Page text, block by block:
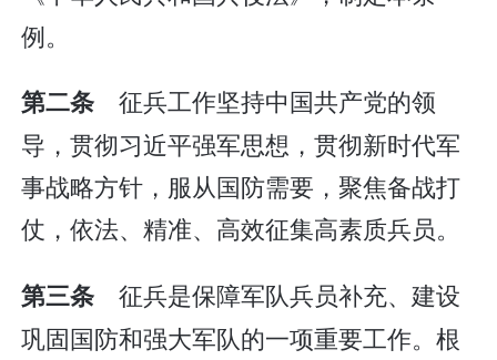
例。
第二条 征兵工作坚持中国共产党的领
导，贯彻习近平强军思想，贯彻新时代军
事战略方针，服从国防需要，聚焦备战打
仗，依法、精准、高效征集高素质兵员。
第三条 征兵是保障军队兵员补充、建设
巩固国防和强大军队的一项重要工作。根